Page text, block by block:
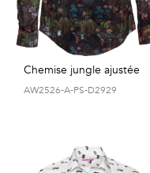
Chemise jungle ajustée
AW2526-A-PS-D2929